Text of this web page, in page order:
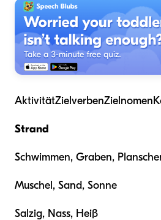
Strand
Schwimmen, Graben,
Muschel, Sand, Sonne
Salzig, Nass, Heiß